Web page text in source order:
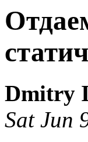
Dmitry
Sat Jun